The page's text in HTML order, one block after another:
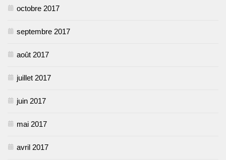
octobre 2017
septembre 2017
août 2017
juillet 2017
juin 2017
mai 2017
avril 2017